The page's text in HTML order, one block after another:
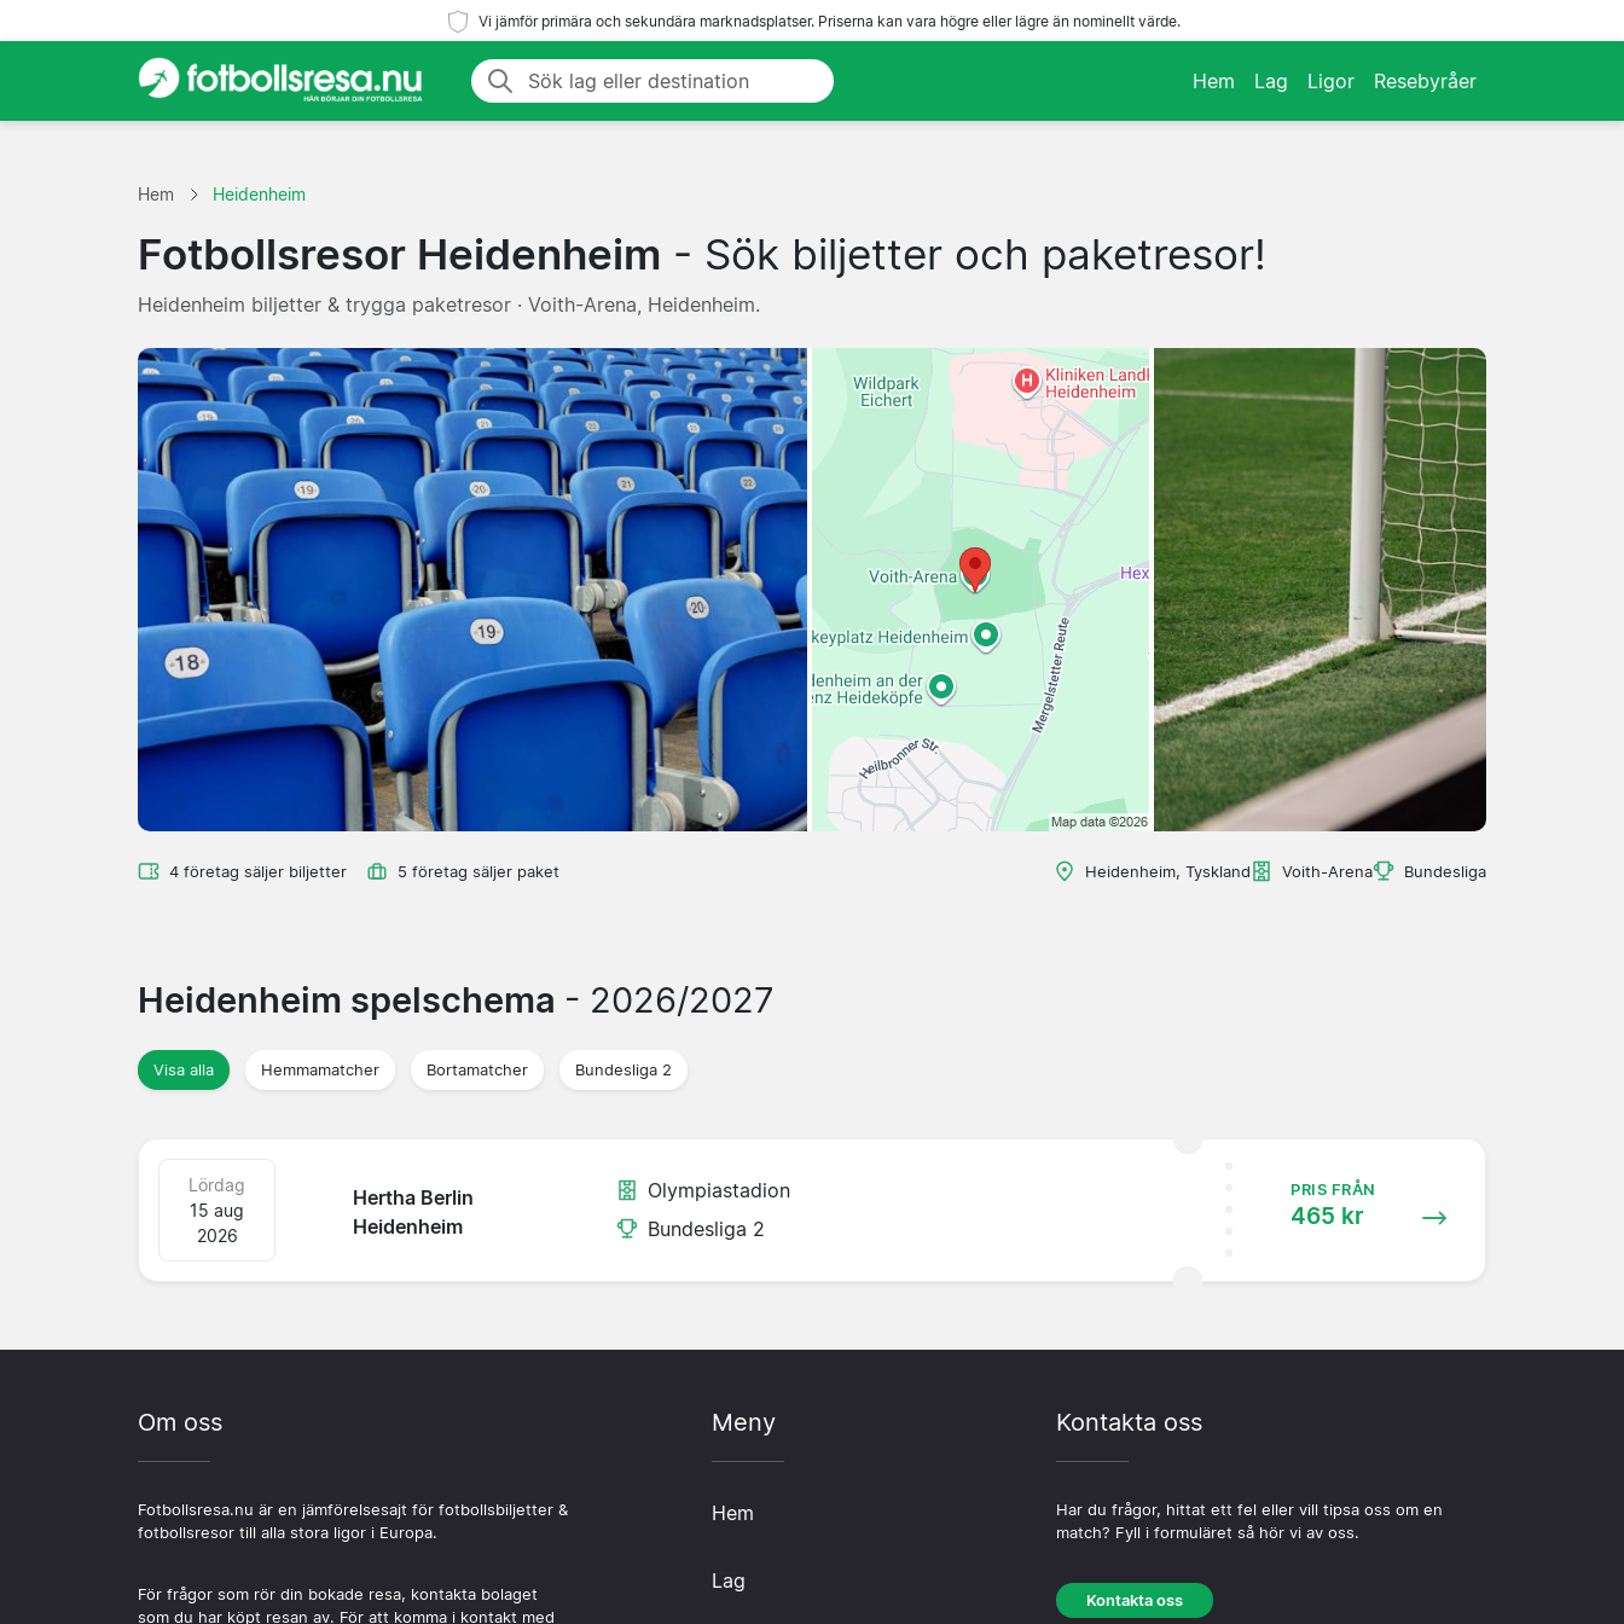
Vi jämför primära och sekundära marknadsplatser. Priserna kan vara högre eller lägre än nominellt värde.
Hem Lag Ligor Resebyråer
Hem Heidenheim
Fotbollsresor Heidenheim - Sök biljetter och paketresor!
Heidenheim biljetter & trygga paketresor · Voith-Arena, Heidenheim.
4 företag säljer biljetter 5 företag säljer paket Heidenheim, Tyskland Voith-Arena Bundesliga
Heidenheim spelschema - 2026/2027
Visa alla Hemmamatcher Bortamatcher Bundesliga 2
Hertha Berlin
Heidenheim
Lördag
15 aug
2026
Olympiastadion
Bundesliga 2
PRIS FRÅN
465 kr
Om oss
Fotbollsresa.nu är en jämförelsesajt för fotbollsbiljetter &
fotbollsresor till alla stora ligor i Europa.
För frågor som rör din bokade resa, kontakta bolaget
som du har köpt resan av. För att komma i kontakt med
Meny
Hem
Lag
Kontakta oss
Har du frågor, hittat ett fel eller vill tipsa oss om en
match? Fyll i formuläret så hör vi av oss.
Kontakta oss